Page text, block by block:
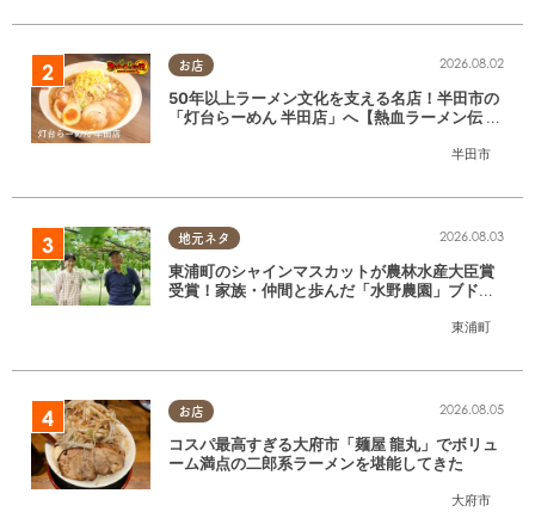
お店
半田市
2026.08.02
50年以上ラーメン文化を支える名店！半田市の
「灯台らーめん 半田店」へ【熱血ラーメン伝 8
地元ネタ
東浦町
2026.08.03
東浦町のシャインマスカットが農林水産大臣賞
受賞！家族・仲間と歩んだ「水野農園」ブドウ
お店
大府市
2026.08.05
コスパ最高すぎる大府市「麺屋 龍丸」でボリュ
ーム満点の二郎系ラーメンを堪能してきた